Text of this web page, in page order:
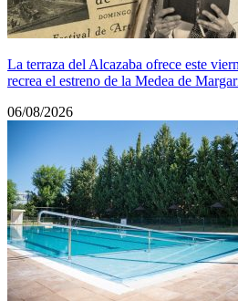
La terraza del Alcazaba ofrece este
recrea el estreno de la Medea de
06/08/2026